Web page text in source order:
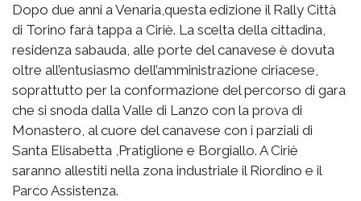
Dopo due anni a Venaria,questa edizione il Rally Città
di Torino farà tappa a Ciriè. La scelta della cittadina,
residenza sabauda, alle porte del canavese è dovuta
oltre all’entusiasmo dell’amministrazione ciriacese,
soprattutto per la conformazione del percorso di gara
che si snoda dalla Valle di Lanzo con la prova di
Monastero, al cuore del canavese con i parziali di
Santa Elisabetta ,Pratiglione e Borgiallo. A Ciriè
saranno allestiti nella zona industriale il Riordino e il
Parco Assistenza.